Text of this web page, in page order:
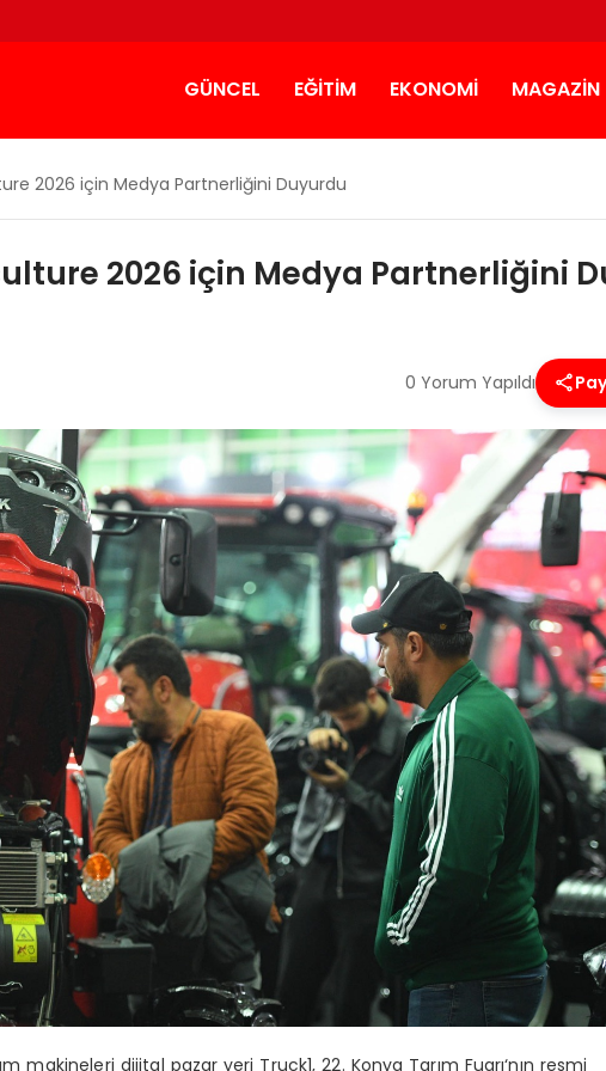
GÜNCEL EĞITIM EKONOMI MAGAZIN
2026 için Medya Partnerliğini Duyurdu
2026 için Medya Partnerliğini
0 Yorum Yapıldı
ım makineleri dijital pazar yeri Truck1, 22. Konya Tarım Fuarı‘nın resmi